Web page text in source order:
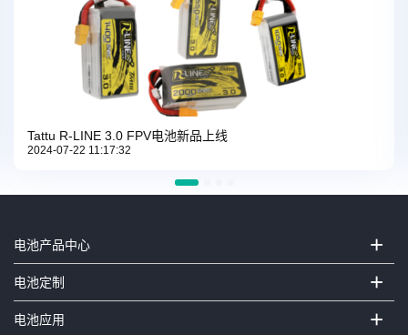
Tattu R-LINE 3.0 FPV电池新品上线
2024-07-22 11:17:32
电池产品中心 +
电池定制 +
电池应用 +